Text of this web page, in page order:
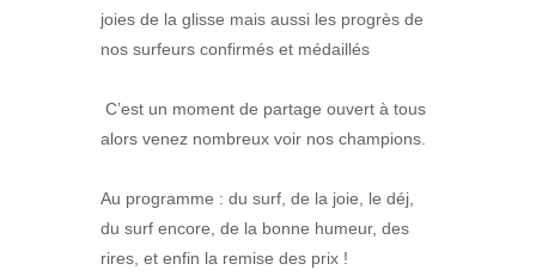
joies de la glisse mais aussi les progrès de
nos surfeurs confirmés et médaillés
C’est un moment de partage ouvert à tous
alors venez nombreux voir nos champions.
Au programme : du surf, de la joie, le déj,
du surf encore, de la bonne humeur, des
rires, et enfin la remise des prix !